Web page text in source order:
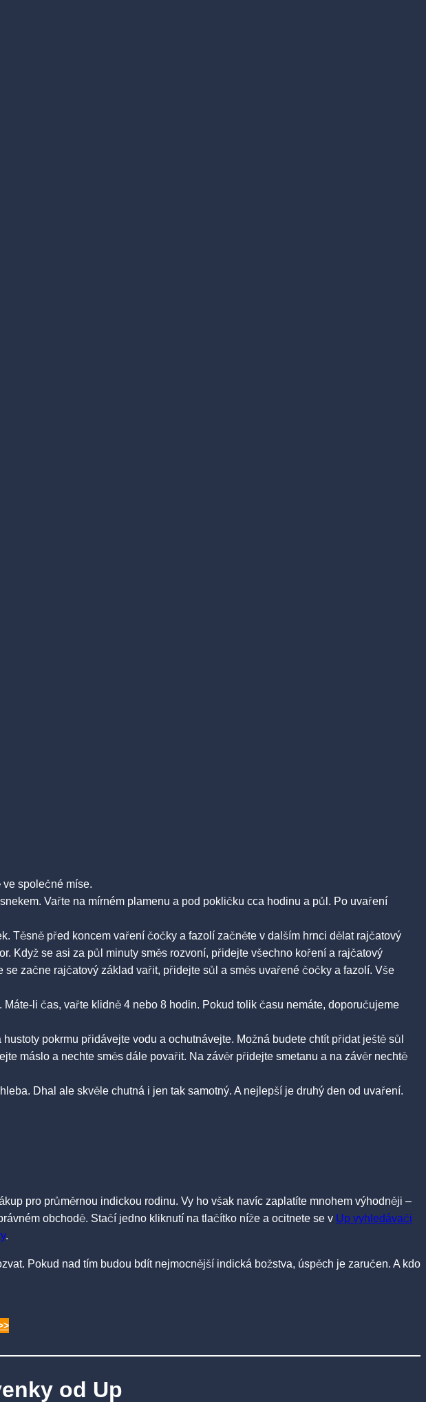
společné míse.
Vařte na mírném plamenu a pod pokličku cca hodinu a půl. Po uvaření
Těsně před koncem vaření čočky a fazolí začněte v dalším hrnci dělat rajčatový
Když se asi za půl minuty směs rozvoní, přidejte všechno koření a rajčatový
začne rajčatový základ vařit, přidejte sůl a směs uvařené čočky a fazolí. Vše
li čas, vařte klidně 4 nebo 8 hodin. Pokud tolik času nemáte, doporučujeme
pokrmu přidávejte vodu a ochutnávejte. Možná budete chtít přidat ještě sůl
máslo a nechte směs dále povařit. Na závěr přidejte smetanu a na závěr nechtě
Dhal ale skvěle chutná i jen tak samotný. A nejlepší je druhý den od uvaření.
pro průměrnou indickou rodinu. Vy ho však navíc zaplatíte mnohem výhodněji –
obchodě. Stačí jedno kliknutí na tlačítko níže a ocitnete se v Up vyhledávači
.
Pokud nad tím budou bdít nejmocnější indická božstva, úspěch je zaručen. A kdo
od Up